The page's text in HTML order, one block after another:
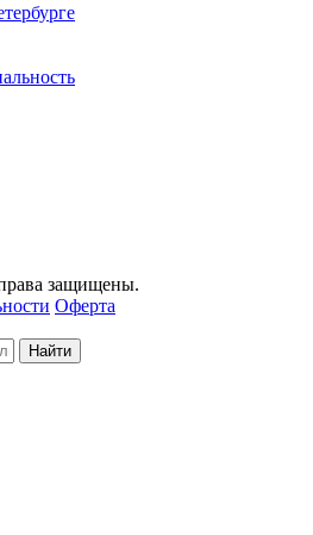
защищены.
Оферта